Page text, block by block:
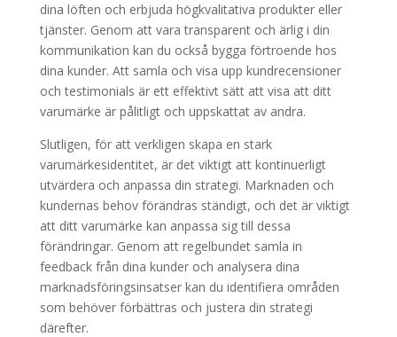
dina löften och erbjuda högkvalitativa produkter eller
tjänster. Genom att vara transparent och ärlig i din
kommunikation kan du också bygga förtroende hos
dina kunder. Att samla och visa upp kundrecensioner
och testimonials är ett effektivt sätt att visa att ditt
varumärke är pålitligt och uppskattat av andra.
Slutligen, för att verkligen skapa en stark
varumärkesidentitet, är det viktigt att kontinuerligt
utvärdera och anpassa din strategi. Marknaden och
kundernas behov förändras ständigt, och det är viktigt
att ditt varumärke kan anpassa sig till dessa
förändringar. Genom att regelbundet samla in
feedback från dina kunder och analysera dina
marknadsföringsinsatser kan du identifiera områden
som behöver förbättras och justera din strategi
därefter.